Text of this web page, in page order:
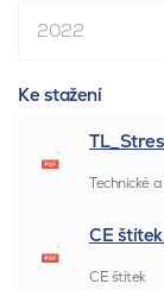
2022
Ke stažení
Technické
CE
CE štítek